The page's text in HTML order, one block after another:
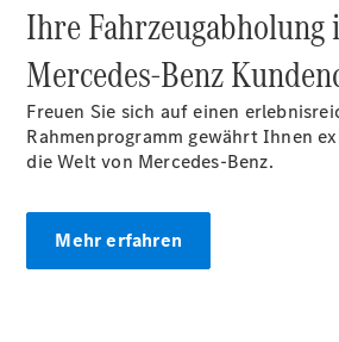
Probefahrt
vereinbaren
Konfigurator
Modellübersicht
Tel: +49 40
6941-0
Ihre Fahrzeugabholung
Mercedes‑Benz
Freuen Sie sich auf einen
Rahmenprogramm gewährt Ihnen
die Welt von Mercedes-Benz.
Mehr erfahren